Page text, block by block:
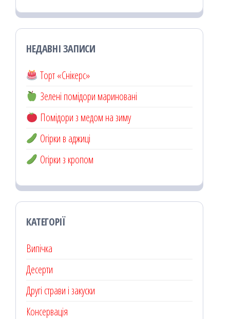
НЕДАВНІ ЗАПИСИ
Торт «Снікерс»
Зелені помідори мариновані
Помідори з медом на зиму
Огірки в аджиці
Огірки з кропом
КАТЕГОРІЇ
Випічка
Десерти
Другі страви і закуски
Консервація